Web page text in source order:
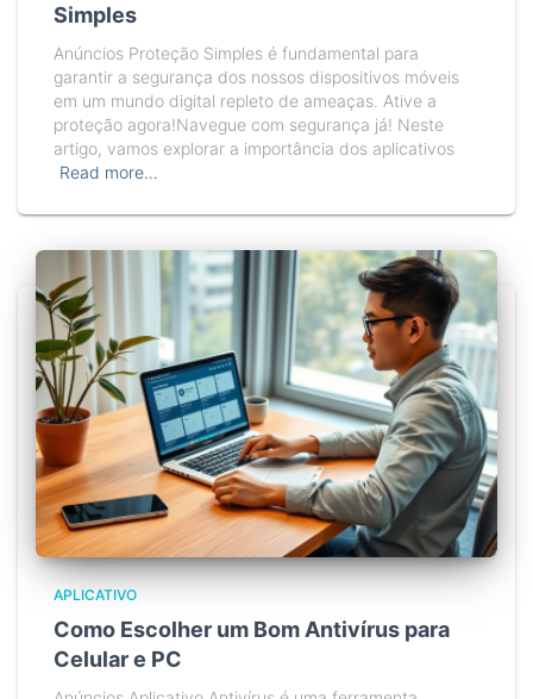
Simples
Anúncios Proteção Simples é fundamental para
garantir a segurança dos nossos dispositivos móveis
em um mundo digital repleto de ameaças. Ative a
proteção agora!Navegue com segurança já! Neste
artigo, vamos explorar a importância dos aplicativos
Read more…
APLICATIVO
Como Escolher um Bom Antivírus para
Celular e PC